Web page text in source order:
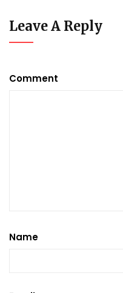
Leave A Reply
Comment
Name